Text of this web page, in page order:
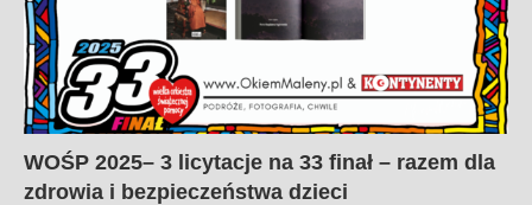
WOŚP 2025– 3 licytacje na 33 finał – razem dla
zdrowia i bezpieczeństwa dzieci